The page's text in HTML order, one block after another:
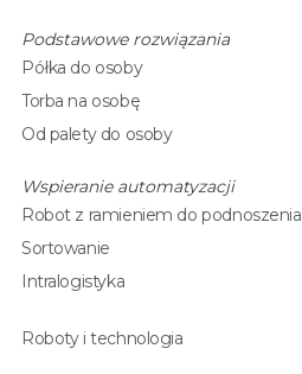
Podstawowe rozwiązania
Półka do osoby
Torba na osobę
Od palety do osoby
Wspieranie automatyzacji
Robot z ramieniem do podnoszenia
Sortowanie
Intralogistyka
Roboty i technologia